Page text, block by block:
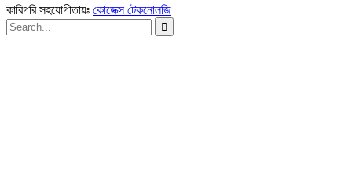
কারিগরি সহযোগীতায়ঃ কোডেক্স টেকনোলজি